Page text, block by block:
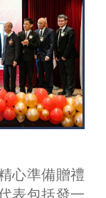
心準備贈禮
表包括發一